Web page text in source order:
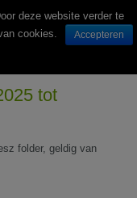
en winkels
tot
folder, geldig van
deze website verder te
cookies.
Accepteren